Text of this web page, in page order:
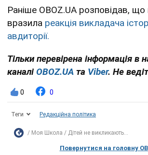
Раніше OBOZ.UA розповідав,
вразила реакція викладача
авдиторії.
Тільки перевірена інформація в
каналі OBOZ.UA та Viber. Не
0 0
Теги Редакційна політика
Моя Школа Дітей не викликають...
Повернутися на головну